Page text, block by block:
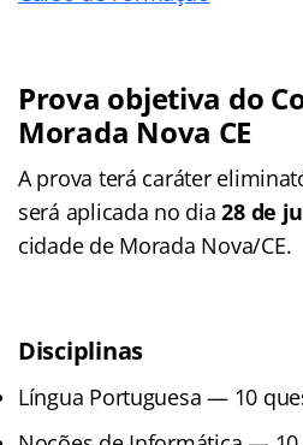
Prova objetiva do
Morada Nova CE
A prova terá caráter
será aplicada no dia28 de
cidade de Morada Nova/CE.
Disciplinas
Língua Portuguesa — 10